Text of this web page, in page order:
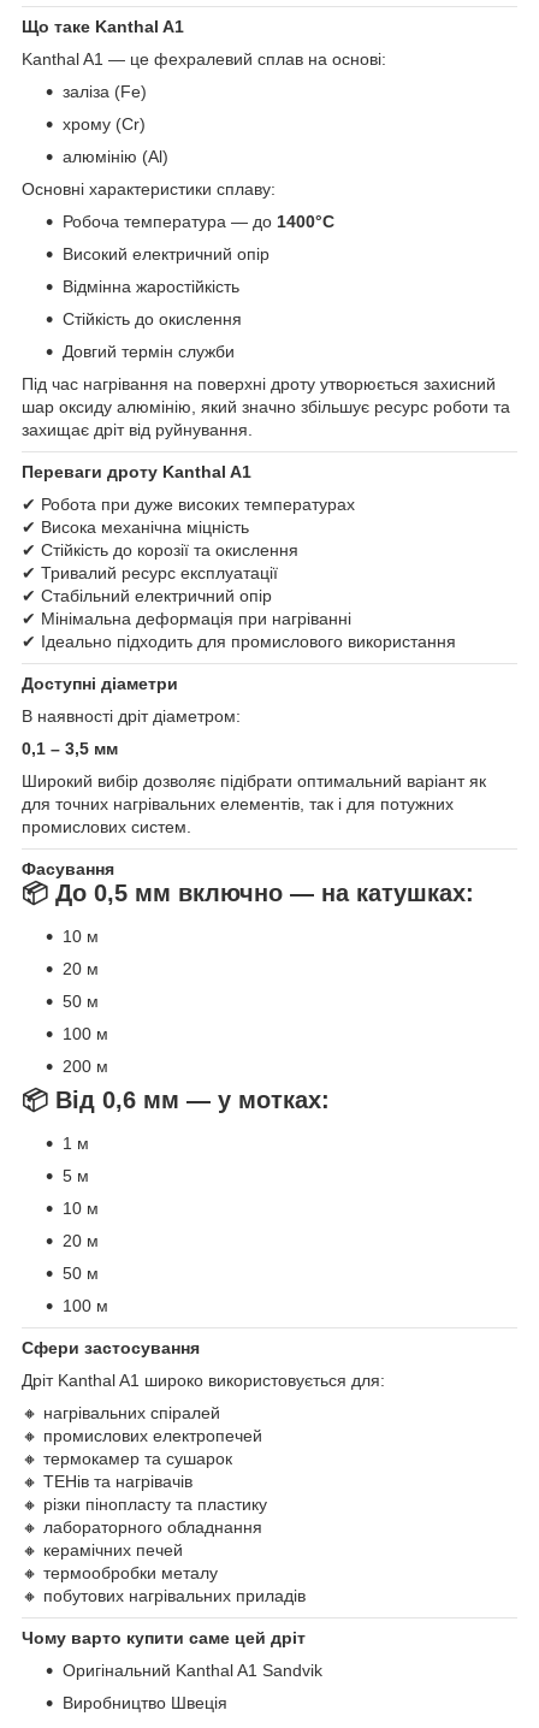
Що таке Kanthal A1
Kanthal A1 — це фехралевий сплав на основі:
заліза (Fe)
хрому (Cr)
алюмінію (Al)
Основні характеристики сплаву:
Робоча температура — до 1400°C
Високий електричний опір
Відмінна жаростійкість
Стійкість до окислення
Довгий термін служби
Під час нагрівання на поверхні дроту утворюється захисний
шар оксиду алюмінію, який значно збільшує ресурс роботи та
захищає дріт від руйнування.
Переваги дроту Kanthal A1
✔ Робота при дуже високих температурах
✔ Висока механічна міцність
✔ Стійкість до корозії та окислення
✔ Тривалий ресурс експлуатації
✔ Стабільний електричний опір
✔ Мінімальна деформація при нагріванні
✔ Ідеально підходить для промислового використання
Доступні діаметри
В наявності дріт діаметром:
0,1 – 3,5 мм
Широкий вибір дозволяє підібрати оптимальний варіант як
для точних нагрівальних елементів, так і для потужних
промислових систем.
Фасування
📦 До 0,5 мм включно — на катушках:
10 м
20 м
50 м
100 м
200 м
📦 Від 0,6 мм — у мотках:
1 м
5 м
10 м
20 м
50 м
100 м
Сфери застосування
Дріт Kanthal A1 широко використовується для:
🔸 нагрівальних спіралей
🔸 промислових електропечей
🔸 термокамер та сушарок
🔸 ТЕНів та нагрівачів
🔸 різки пінопласту та пластику
🔸 лабораторного обладнання
🔸 керамічних печей
🔸 термообробки металу
🔸 побутових нагрівальних приладів
Чому варто купити саме цей дріт
Оригінальний Kanthal A1 Sandvik
Виробництво Швеція